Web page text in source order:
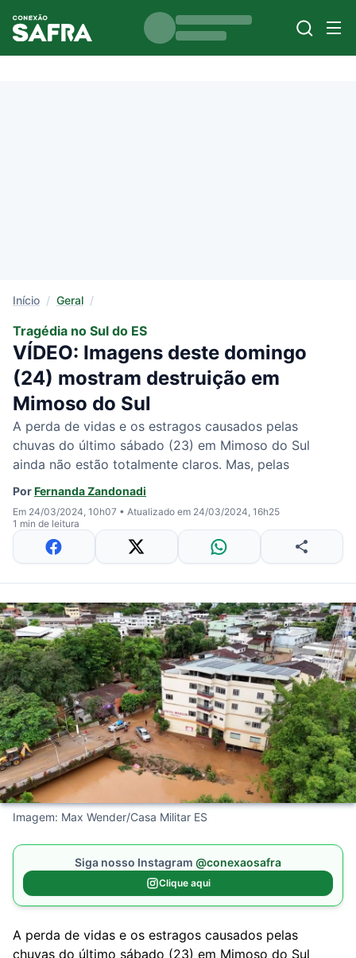
Início / Geral /
Tragédia no Sul do ES
VÍDEO: Imagens deste domingo
(24) mostram destruição em
Mimoso do Sul
A perda de vidas e os estragos causados pelas
chuvas do último sábado (23) em Mimoso do Sul
ainda não estão totalmente claros. Mas, pelas
PorFernanda Zandonadi
Em 24/03/2024, 10h07 • Atualizado em 24/03/2024, 16h25
1 min de leitura
Imagem: Max Wender/Casa Militar ES
Siga nosso Instagram @conexaosafra
Clique aqui
A perda de vidas e os estragos causados pelas
chuvas do último sábado (23) em Mimoso do Sul